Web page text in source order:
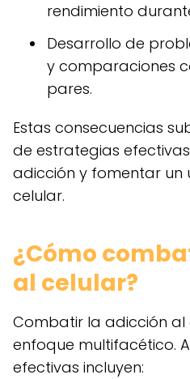
rendimiento
Desarrollo de
y comparaciones
pares.
Estas consecuencias
de estrategias
adicción y fomentar un
celular.
¿Cómo
al celular?
Combatir la adicción al
enfoque multifacético.
efectivas incluyen: